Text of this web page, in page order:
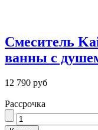
Смеситель
ванны с
12 790 руб
Рассрочка